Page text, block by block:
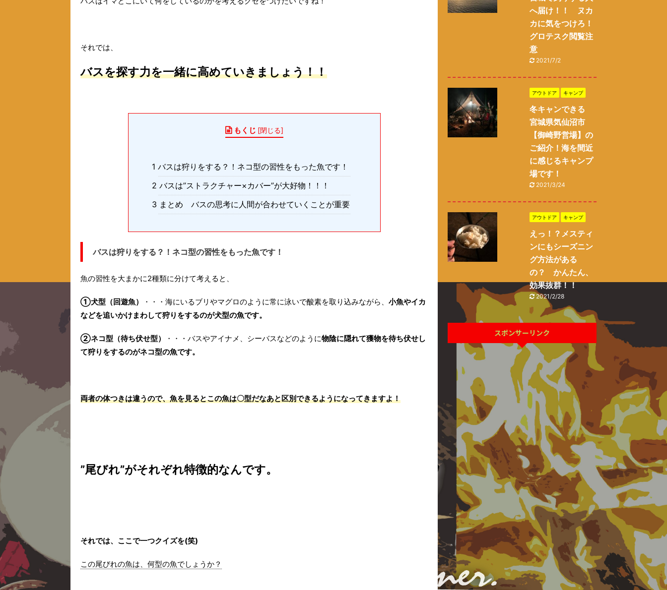
それでは、
バスを探す力を一緒に高めていきましょう！！
もくじ [閉じる]
1 バスは狩りをする？！ネコ型の習性をもった魚です！
2 バスは”ストラクチャー×カバー”が大好物！！！
3 まとめ バスの思考に人間が合わせていくことが重要
バスは狩りをする？！ネコ型の習性をもった魚です！
魚の習性を大まかに2種類に分けて考えると、
①犬型（回遊魚） ・・・海にいるブリやマグロのように常に泳いで酸素を取り込みながら、 小魚やイカ
などを追いかけまわして狩りをするのが犬型の魚です。
②ネコ型（待ち伏せ型） ・・・バスやアイナメ、シーバスなどのように物陰に隠れて獲物を待ち伏せし
て狩りをするのがネコ型の魚です。
両者の体つきは違うので、魚を見るとこの魚は〇型だなあと区別できるようになってきますよ！
”尾びれ”がそれぞれ特徴的なんです。
それでは、ここで一つクイズを(笑)
この尾びれの魚は、何型の魚でしょうか？
へ届け！！ ヌカ
カに気をつけろ！
グロテスク閲覧注
意
2021/7/2
アウトドア キャンプ
冬キャンできる
宮城県気仙沼市
【御崎野営場】の
ご紹介！海を間近
に感じるキャンプ
場です！
2021/3/24
アウトドア キャンプ
えっ！？メスティ
ンにもシーズニン
グ方法がある
の？ かんたん、
効果抜群！！
2021/2/28
スポンサーリンク